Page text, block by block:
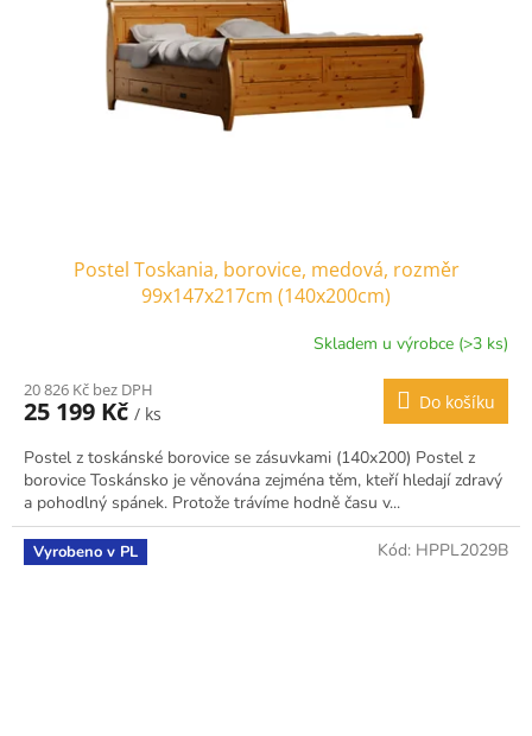
Postel Toskania, borovice, medová, rozměr
99x147x217cm (140x200cm)
Skladem u výrobce (>3 ks)
20 826 Kč bez DPH
25 199 Kč / ks
Do košíku
Postel z toskánské borovice se zásuvkami (140x200) Postel z
borovice Toskánsko je věnována zejména těm, kteří hledají zdravý
a pohodlný spánek. Protože trávíme hodně času v...
Vyrobeno v PL Kód: HPPL2029B